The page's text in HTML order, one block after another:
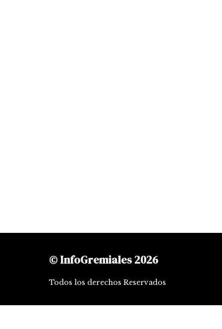
© InfoGremiales 2026
Todos los derechos Reservados